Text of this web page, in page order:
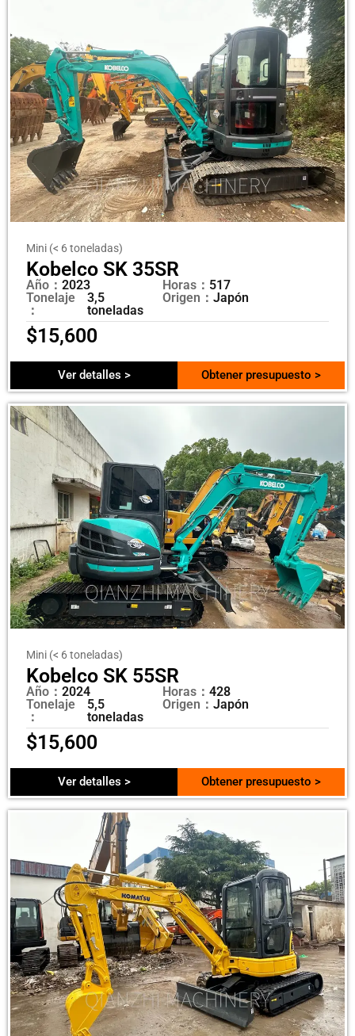
Mini (< 6 toneladas)
Kobelco SK 35SR
Año： 2023
Tonelaje
：
3,5
toneladas
Horas： 517
Origen： Japón
$15,600
Ver detalles > Obtener presupuesto >
Mini (< 6 toneladas)
Kobelco SK 55SR
Año： 2024
Tonelaje
：
5,5
toneladas
Horas： 428
Origen： Japón
$15,600
Ver detalles > Obtener presupuesto >